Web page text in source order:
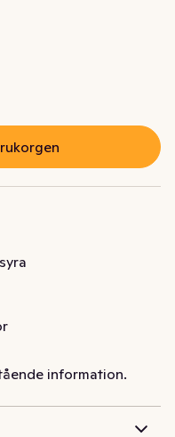
Cream är en
mjuk och len
dubbel kollagen-
information.